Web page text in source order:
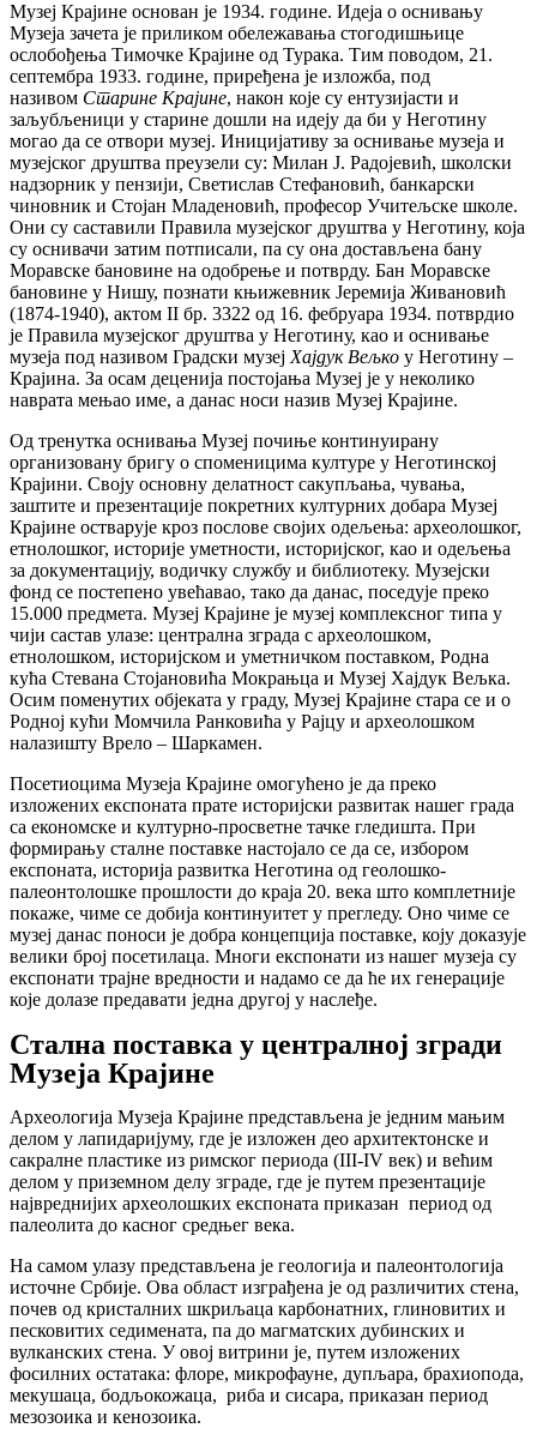
Музеј Крајине основан је 1934. године. Идеја о оснивању
Музеја зачета је приликом обележавања стогодишњице
ослобођења Тимочке Крајине од Турака. Тим поводом, 21.
септембра 1933. године, приређена je изложба, под
називом Старине Крајине, након које су ентузијасти и
заљубљеници у старине дошли на идеју да би у Неготину
могао да се отвори музеј. Иницијативу за оснивање музеја и
музејског друштва преузели су: Милан Ј. Радојевић, школски
надзорник у пензији, Светислав Стефановић, банкарски
чиновник и Стојан Младеновић, професор Учитељске школе.
Они су саставили Правила музејског друштва у Неготину, која
су оснивачи затим потписали, па су она достављена бану
Моравске бановине на одобрење и потврду. Бан Моравске
бановине у Нишу, познати књижевник Јеремија Живановић
(1874-1940), актом II бр. 3322 од 16. фебруара 1934. потврдио
је Правила музејског друштва у Неготину, као и оснивање
музеја под називом Градски музеј ХајдукВељко у Неготину –
Крајина. За осам деценија постојања Музеј је у неколико
наврата мењао име, а данас носи назив Музеј Крајине.
Од тренутка оснивања Музеј почиње континуирану
организовану бригу о споменицима културе у Неготинској
Крајини. Своју основну делатност сакупљања, чувања,
заштите и презентације покретних културних добара Музеј
Крајине остварује кроз послове својих одељења: археолошког,
етнолошког, историје уметности, историјског, као и одељења
за документацију, водичку службу и библиотеку. Музејски
фонд се постепено увећавао, тако да данас, поседује преко
15.000 предмета. Музеј Крајине је музеј комплексног типа у
чији састав улазе: централна зграда с археолошком,
етнолошком, историјском и уметничком поставком, Родна
кућа Стевана Стојановића Мокрањца и Музеј Хајдук Вељка.
Осим поменутих објеката у граду, Музеј Крајине стара се и о
Родној кући Момчила Ранковића у Рајцу и археолошком
налазишту Врело – Шаркамен.
Посетиоцима Музеја Крајине омогућено је да преко
изложених експоната прате историјски развитак нашег града
са економске и културно-просветне тачке гледишта. При
формирању сталне поставке настојало се да се, избором
експоната, историја развитка Неготина од геолошко-
палеонтолошке прошлости до краја 20. века што комплетније
покаже, чиме се добија континуитет у прегледу. Оно чиме се
музеј данас поноси је добра концепција поставке, коју доказује
велики број посетилаца. Многи експонати из нашег музеја су
експонати трајне вредности и надамо се да ће их генерације
које долазе предавати једна другој у наслеђе.
Стална поставка у централној згради
Музеја Крајине
Археологија Музеја Крајине представљена је једним мањим
делом у лапидаријуму, где је изложен део архитектонске и
сакралне пластике из римског периода (III-IV век) и већим
делом у приземном делу зграде, где је путем презентације
највреднијих археолошких експоната приказан период од
палеолита до касног средњег века.
На самом улазу представљена је геологијa и палеонтологијa
источне Србије. Ова област изграђена је од различитих стена,
почев од кристалних шкриљаца карбонатних, глиновитих и
песковитих седимената, па до магматских дубинских и
вулканских стена. У овој витрини је, путем изложених
фосилних остатака: флоре, микрофауне, дупљара, брахиопода,
мекушаца, бодљокожаца, риба и сисара, приказан период
мезозоика и кенозоика.